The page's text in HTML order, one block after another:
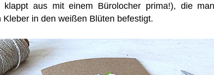
klappt aus mit einem Bürolocher prima!), die
Kleber in den weißen Blüten befestigt.